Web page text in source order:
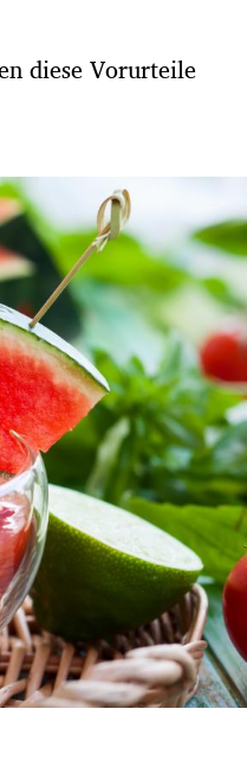
diese Vorurteile